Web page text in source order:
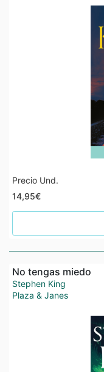
Precio Und.
14,95€
No tengas miedo
Stephen King
Plaza & Janes